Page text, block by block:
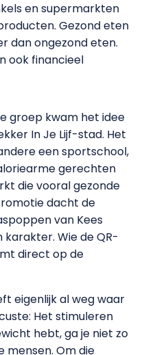
en supermarkten
Gezond eten
dan ongezond eten.
ook financieel
groep kwam het idee
In Je Lijf-stad. Het
een sportschool,
gerechten
die vooral gezonde
dacht de
van Kees
Wie de QR-
direct op de
eigenlijk al weg waar
Het stimuleren
hebt, ga je niet zo
mensen. Om die